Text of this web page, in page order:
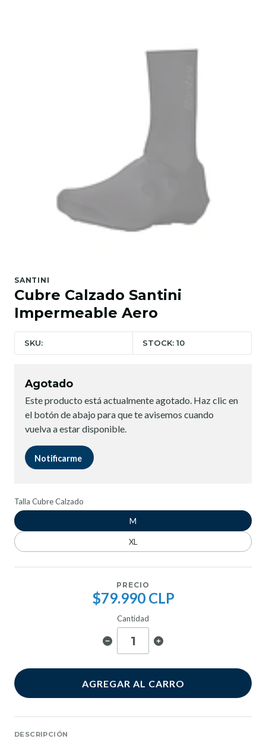
SANTINI
Cubre Calzado Santini
Impermeable Aero
SKU: STOCK: 10
Agotado
Este producto está actualmente agotado. Haz clic en
el botón de abajo para que te avisemos cuando
vuelva a estar disponible.
Notificarme
Talla Cubre Calzado
M
XL
PRECIO
$79.990 CLP
Cantidad
AGREGAR AL CARRO
DESCRIPCIÓN